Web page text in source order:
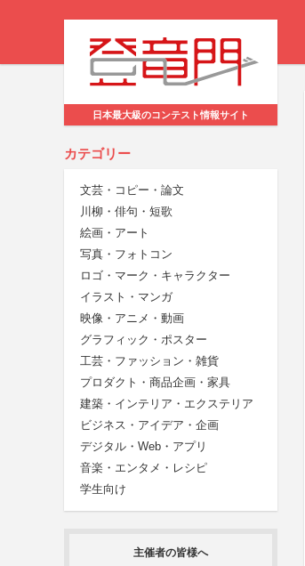
日本最大級のコンテスト情報サイト
カテゴリー
文芸・コピー・論文
川柳・俳句・短歌
絵画・アート
写真・フォトコン
ロゴ・マーク・キャラクター
イラスト・マンガ
映像・アニメ・動画
グラフィック・ポスター
工芸・ファッション・雑貨
プロダクト・商品企画・家具
建築・インテリア・エクステリア
ビジネス・アイデア・企画
デジタル・Web・アプリ
音楽・エンタメ・レシピ
学生向け
主催者の皆様へ